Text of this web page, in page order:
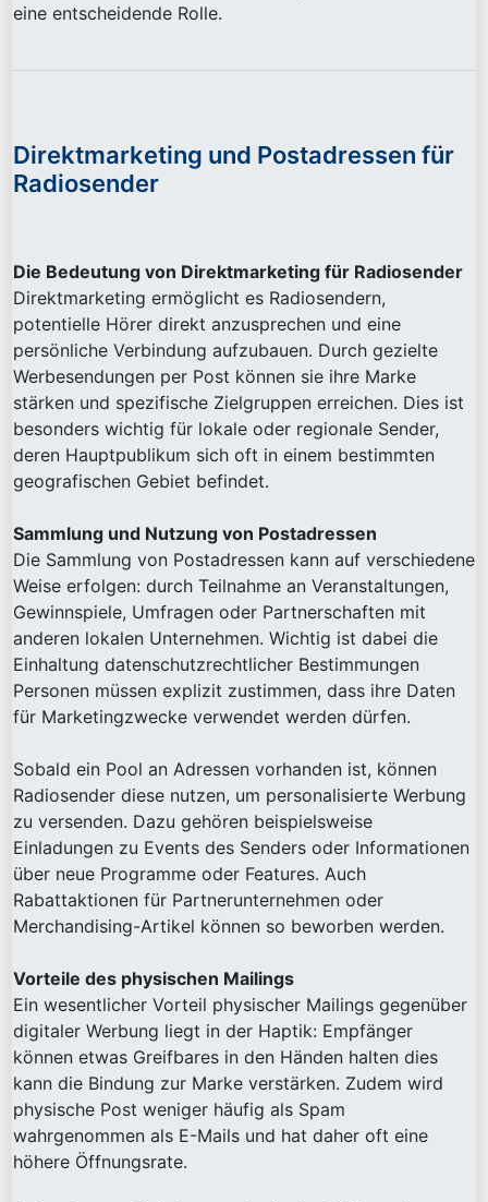
eine entscheidende Rolle.
Direktmarketing und Postadressen für
Radiosender
Die Bedeutung von Direktmarketing für Radiosender
Direktmarketing ermöglicht es Radiosendern,
potentielle Hörer direkt anzusprechen und eine
persönliche Verbindung aufzubauen. Durch gezielte
Werbesendungen per Post können sie ihre Marke
stärken und spezifische Zielgruppen erreichen. Dies ist
besonders wichtig für lokale oder regionale Sender,
deren Hauptpublikum sich oft in einem bestimmten
geografischen Gebiet befindet.
Sammlung und Nutzung von Postadressen
Die Sammlung von Postadressen kann auf verschiedene
Weise erfolgen: durch Teilnahme an Veranstaltungen,
Gewinnspiele, Umfragen oder Partnerschaften mit
anderen lokalen Unternehmen. Wichtig ist dabei die
Einhaltung datenschutzrechtlicher Bestimmungen
Personen müssen explizit zustimmen, dass ihre Daten
für Marketingzwecke verwendet werden dürfen.
Sobald ein Pool an Adressen vorhanden ist, können
Radiosender diese nutzen, um personalisierte Werbung
zu versenden. Dazu gehören beispielsweise
Einladungen zu Events des Senders oder Informationen
über neue Programme oder Features. Auch
Rabattaktionen für Partnerunternehmen oder
Merchandising-Artikel können so beworben werden.
Vorteile des physischen Mailings
Ein wesentlicher Vorteil physischer Mailings gegenüber
digitaler Werbung liegt in der Haptik: Empfänger
können etwas Greifbares in den Händen halten dies
kann die Bindung zur Marke verstärken. Zudem wird
physische Post weniger häufig als Spam
wahrgenommen als E-Mails und hat daher oft eine
höhere Öffnungsrate.